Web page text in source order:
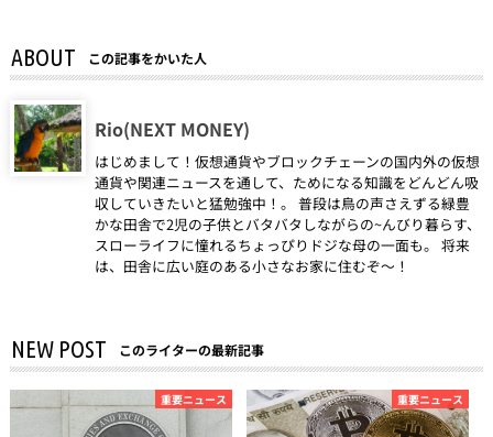
ABOUT この記事をかいた人
Rio(NEXT MONEY)
はじめまして！仮想通貨やブロックチェーンの国内外の仮想
通貨や関連ニュースを通して、ためになる知識をどんどん吸
収していきたいと猛勉強中！。 普段は鳥の声さえずる緑豊
かな田舎で2児の子供とバタバタしながらの~んびり暮らす、
スローライフに憧れるちょっぴりドジな母の一面も。 将来
は、田舎に広い庭のある小さなお家に住むぞ～！
NEW POST このライターの最新記事
重要ニュース 重要ニュース